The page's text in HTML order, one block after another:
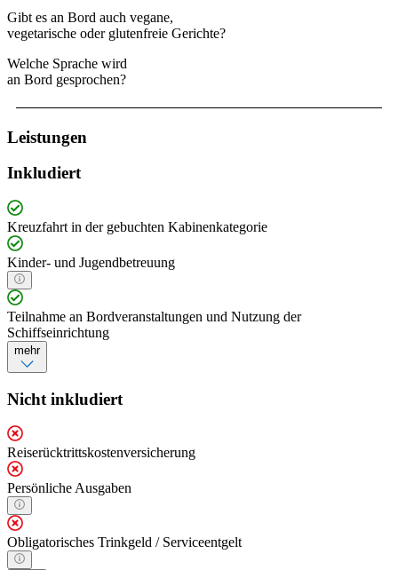
Gibt es an Bord auch vegane,
vegetarische oder glutenfreie Gerichte?
Welche Sprache wird
an Bord gesprochen?
Leistungen
Inkludiert
Kreuzfahrt in der gebuchten Kabinenkategorie
Kinder- und Jugendbetreuung
Teilnahme an Bordveranstaltungen und Nutzung der
Schiffseinrichtung
mehr
Nicht inkludiert
Reiserücktrittskostenversicherung
Persönliche Ausgaben
Obligatorisches Trinkgeld / Serviceentgelt